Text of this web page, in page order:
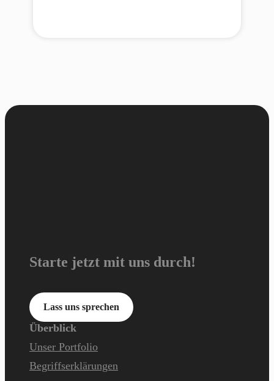
Starte jetzt mit uns durch!
Lass uns sprechen
Überblick
Unser Portfolio
Begriffserklärungen